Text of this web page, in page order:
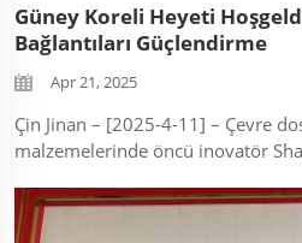
Güney Koreli Heyeti
Bağlantıları Güçlendirme
Apr 21, 2025
Çin Jinan – [2025-4-11] – Çevre
malzemelerinde öncü inovatör
teknolojiye sahip üretim tesisinde
müşteri heyetini ağırladı. ...